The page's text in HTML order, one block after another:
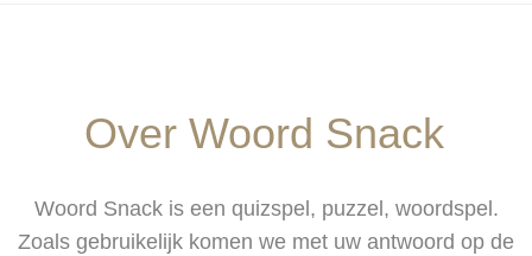
Over Woord Snack
Woord Snack is een quizspel, puzzel, woordspel.
Zoals gebruikelijk komen we met uw antwoord op de